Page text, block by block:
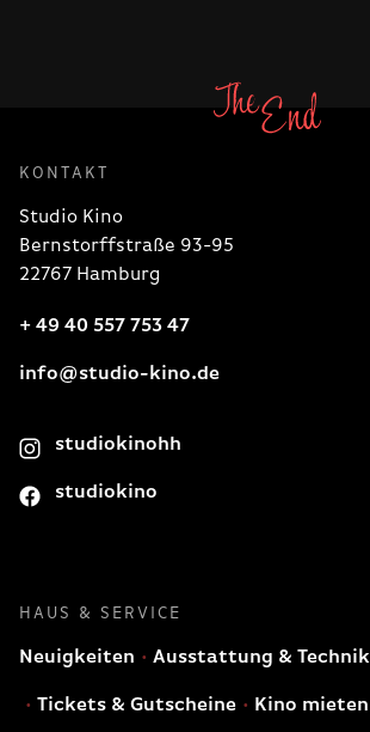
KONTAKT
Studio Kino
Bernstorffstraße 93-95
22767 Hamburg
+ 49 40 557 753 47
info@studio-kino.de
studiokinohh
studiokino
HAUS & SERVICE
Neuigkeiten Ausstattung & Technik
Tickets & Gutscheine Kino mieten